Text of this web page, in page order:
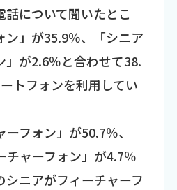
について聞いたとこ
ン」が35.9％、「シニア
」が2.6％と合わせて38.
トフォンを利用してい
フォン」が50.7％、
チャーフォン」が4.7％
シニアがフィーチャーフ